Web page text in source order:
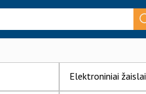
Elektroniniai žaislai